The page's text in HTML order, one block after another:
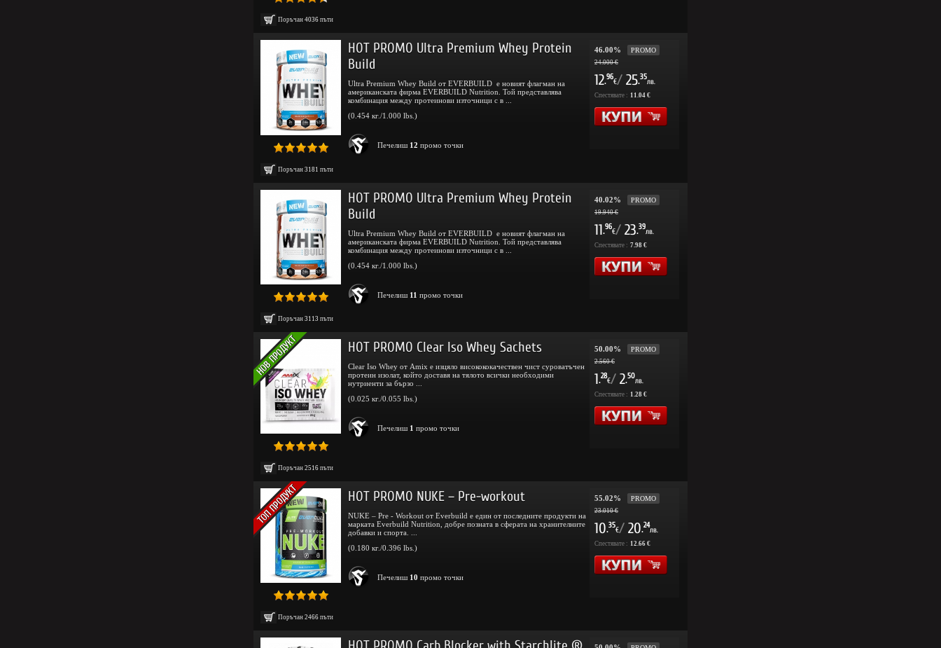
Поръчан 4036 пъти
Поръчан 3181 пъти
HOT PROMO Ultra Premium Whey Protein
Build
Ultra Premium Whey Build от EVERBUILD е новият флагман на
американската фирма EVERBUILD Nutrition. Той представлява
комбинация между протеинови източници с в ...
(0.454 кг./1.000 lbs.)
Печелиш 12 промо точки
46.00% PROMO
24.000 €
12.96
€/ 25.35
лв.
Спестявате : 11.04 €
Поръчан 3113 пъти
HOT PROMO Ultra Premium Whey Protein
Build
Ultra Premium Whey Build от EVERBUILD е новият флагман на
американската фирма EVERBUILD Nutrition. Той представлява
комбинация между протеинови източници с в ...
(0.454 кг./1.000 lbs.)
Печелиш 11 промо точки
40.02% PROMO
19.940 €
11.96
€/ 23.39
лв.
Спестявате : 7.98 €
Поръчан 2516 пъти
HOT PROMO Clear Iso Whey Sachets
Clear Iso Whey от Amix е изцяло високококачествен чист суроватъчен
протеин изолат, който доставя на тялото всички необходими
нутриенти за бързо ...
(0.025 кг./0.055 lbs.)
Печелиш 1 промо точки
50.00% PROMO
2.560 €
1.28
€/ 2.50
лв.
Спестявате : 1.28 €
Поръчан 2466 пъти
HOT PROMO NUKE – Pre-workout
NUKE – Pre - Workout от Everbuild е един от последните продукти на
марката Everbuild Nutrition, добре позната в сферата на хранителните
добавки и спорта. ...
(0.180 кг./0.396 lbs.)
Печелиш 10 промо точки
55.02% PROMO
23.010 €
10.35
€/ 20.24
лв.
Спестявате : 12.66 €